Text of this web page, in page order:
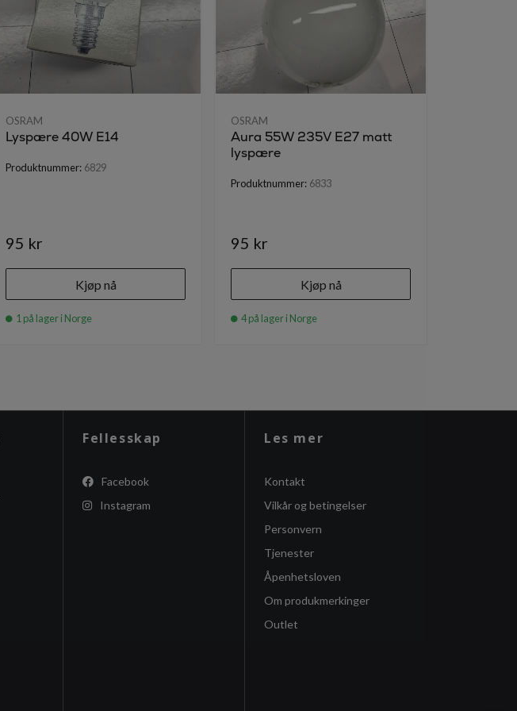
OSRAM
Lyspære 40W E14
Produktnummer: 6829
95 kr
Kjøp nå
1 på lager i Norge
OSRAM
Aura 55W 235V E27 matt
lyspære
Produktnummer: 6833
95 kr
Kjøp nå
4 på lager i Norge
Fellesskap
Facebook
Instagram
Les mer
Kontakt
Vilkår og betingelser
Personvern
Tjenester
Åpenhetsloven
Om produkmerkinger
Outlet